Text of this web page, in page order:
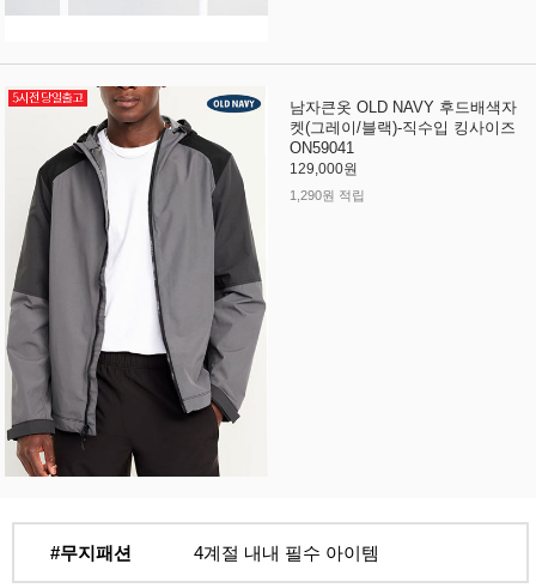
남자큰옷 OLD NAVY 후드배색자
켓(그레이/블랙)-직수입 킹사이즈
ON59041
129,000원
1,290원 적립
#무지패션 4계절 내내 필수 아이템